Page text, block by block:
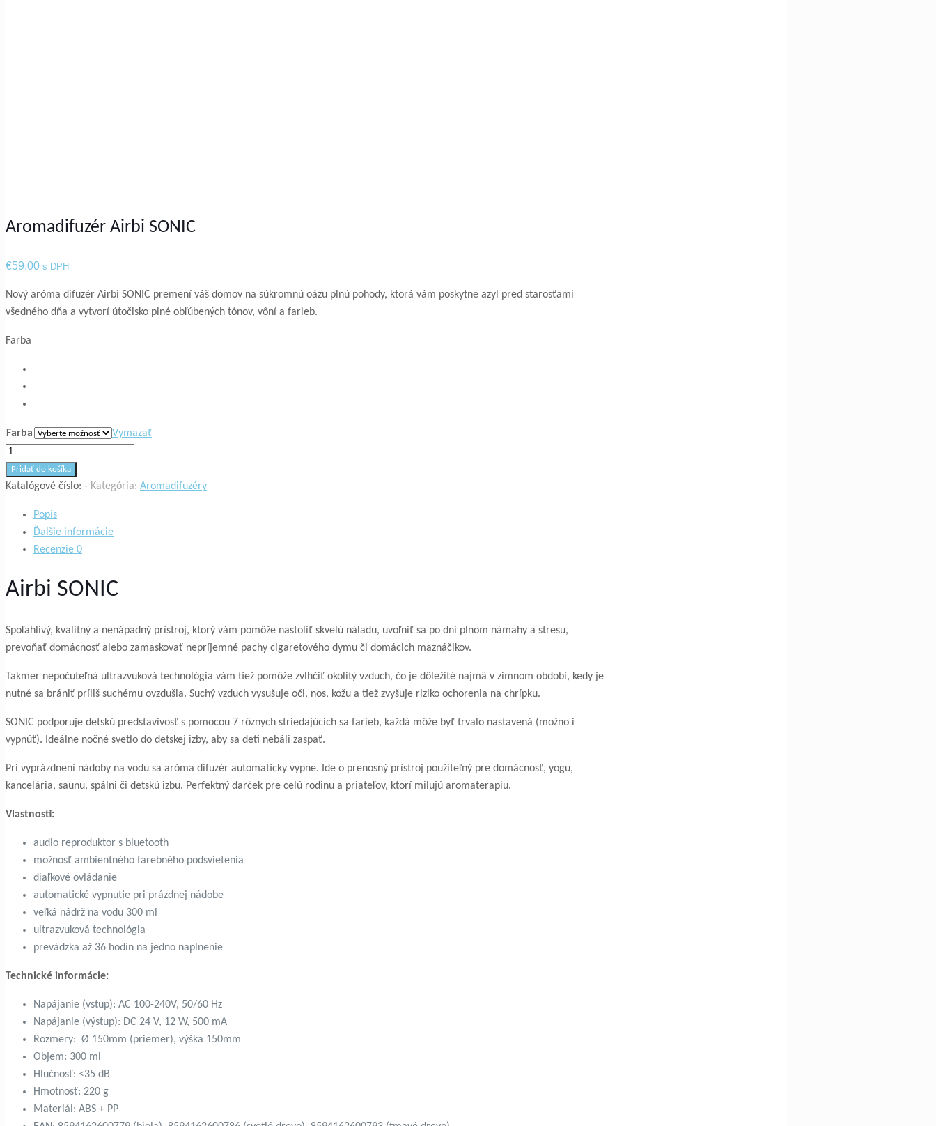
Aromadifuzér Airbi SONIC
€59.00 s DPH
Nový aróma difuzér Airbi SONIC premení váš domov na súkromnú oázu plnú pohody, ktorá vám poskytne azyl pred starosťami
všedného dňa a vytvorí útočisko plné obľúbených tónov, vôní a farieb.
Farba
Farba
Vymazať
množstvo
Aromadifuzér
Airbi
Pridať do košíka
Katalógové číslo: - Kategória: Aromadifuzéry
Popis
Ďalšie informácie
Recenzie 0
Airbi SONIC
Spoľahlivý, kvalitný a nenápadný prístroj, ktorý vám pomôže nastoliť skvelú náladu, uvoľniť sa po dni plnom námahy a stresu,
prevoňať domácnosť alebo zamaskovať nepríjemné pachy cigaretového dymu či domácich maznáčikov.
Takmer nepočuteľná ultrazvuková technológia vám tiež pomôže zvlhčiť okolitý vzduch, čo je dôležité najmä v zimnom období, kedy je
nutné sa brániť príliš suchému ovzdušia. Suchý vzduch vysušuje oči, nos, kožu a tiež zvyšuje riziko ochorenia na chrípku.
SONIC podporuje detskú predstavivosť s pomocou 7 rôznych striedajúcich sa farieb, každá môže byť trvalo nastavená (možno i
vypnúť). Ideálne nočné svetlo do detskej izby, aby sa deti nebáli zaspať.
Pri vyprázdnení nádoby na vodu sa aróma difuzér automaticky vypne. Ide o prenosný prístroj použiteľný pre domácnosť, yogu,
kancelária, saunu, spálni či detskú izbu. Perfektný darček pre celú rodinu a priateľov, ktorí milujú aromaterapiu.
Vlastnosti:
audio reproduktor s bluetooth
možnosť ambientného farebného podsvietenia
diaľkové ovládanie
automatické vypnutie pri prázdnej nádobe
veľká nádrž na vodu 300 ml
ultrazvuková technológia
prevádzka až 36 hodín na jedno naplnenie
Technické informácie:
Napájanie (vstup): AC 100-240V, 50/60 Hz
Napájanie (výstup): DC 24 V, 12 W, 500 mA
Rozmery: Ø 150mm (priemer), výška 150mm
Objem: 300 ml
Hlučnosť: <35 dB
Hmotnosť: 220 g
Materiál: ABS + PP